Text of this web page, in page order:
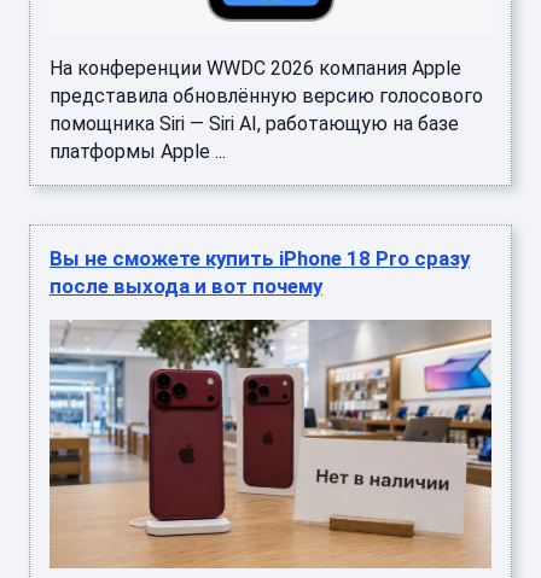
На конференции WWDC 2026 компания Apple
представила обновлённую версию голосового
помощника Siri — Siri AI, работающую на базе
платформы Apple ...
Вы не сможете купить iPhone 18 Pro сразу
после выхода и вот почему